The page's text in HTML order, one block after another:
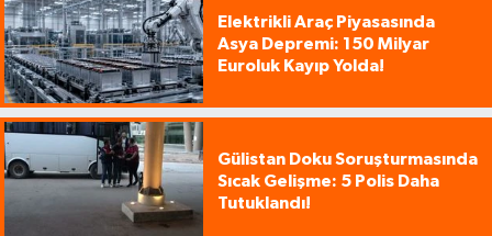
Elektrikli Araç Piyasasında
Asya Depremi: 150 Milyar
Euroluk Kayıp Yolda!
Gülistan Doku Soruşturmasında
Sıcak Gelişme: 5 Polis Daha
Tutuklandı!